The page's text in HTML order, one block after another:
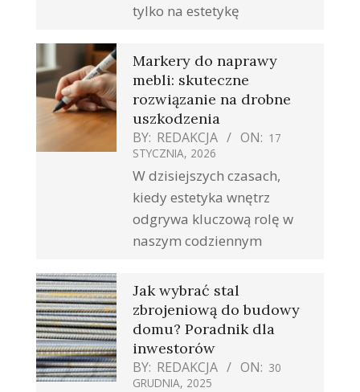
tylko na estetykę
Markery do naprawy
mebli: skuteczne
rozwiązanie na drobne
uszkodzenia
BY: REDAKCJA ON: 17
STYCZNIA, 2026
W dzisiejszych czasach,
kiedy estetyka wnętrz
odgrywa kluczową rolę w
naszym codziennym
Jak wybrać stal
zbrojeniową do budowy
domu? Poradnik dla
inwestorów
BY: REDAKCJA ON: 30
GRUDNIA, 2025